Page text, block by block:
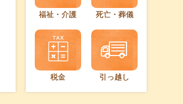
福祉・介護 死亡・葬儀
税金 引っ越し